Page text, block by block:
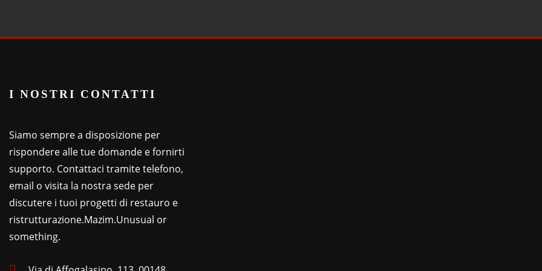
I NOSTRI CONTATTI
Siamo sempre a disposizione per
rispondere alle tue domande e fornirti
supporto. Contattaci tramite telefono,
email o visita la nostra sede per
discutere i tuoi progetti di restauro e
ristrutturazione.Mazim.Unusual or
something.